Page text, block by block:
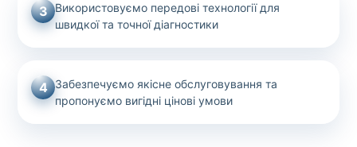
3 Використовуємо передові технології для
швидкої та точної діагностики
4 Забезпечуємо якісне обслуговування та
пропонуємо вигідні цінові умови